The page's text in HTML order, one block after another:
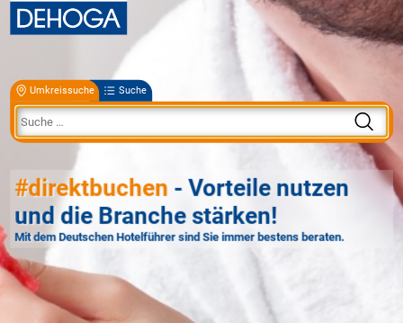
Umkreissuche Suche
#direktbuchen - Vorteile nutzen
und die Branche stärken!
Mit dem Deutschen Hotelführer sind Sie immer bestens beraten.